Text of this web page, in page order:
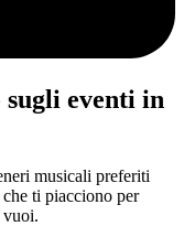
eventi in
musicali preferiti
che ti piacciono per
vuoi.